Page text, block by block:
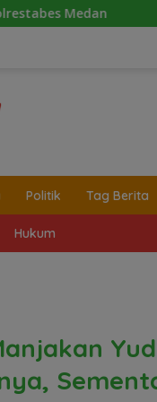
Hari Anak
Politik Tag Berita
Hukum